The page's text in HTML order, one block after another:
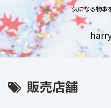
気になる物事
販売店舗